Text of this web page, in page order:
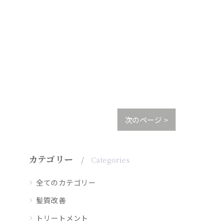
次のページ >
カテゴリー Categories
全てのカテゴリー
髪質改善
トリートメント